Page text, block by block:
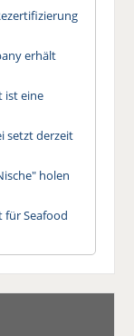
erhält
ist eine
setzt derzeit
holen
für Seafood